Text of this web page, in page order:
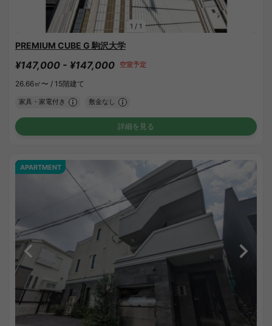
1 / 1
PREMIUM CUBE G 駒沢大学
¥147,000 - ¥147,000 空室予定
26.66㎡〜 / 15階建て
家具・家電付き 敷金なし
詳細を見る
APARTMENT